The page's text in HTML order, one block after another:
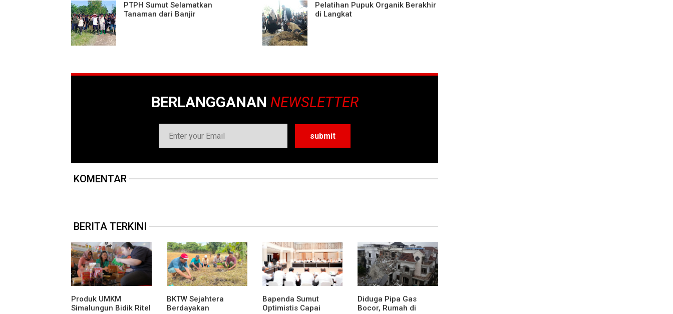
PTPH Sumut Selamatkan
Tanaman dari Banjir
Pelatihan Pupuk Organik Berakhir
di Langkat
BERLANGGANAN NEWSLETTER
KOMENTAR
BERITA TERKINI
Produk UMKM
Simalungun Bidik Ritel
BKTW Sejahtera
Berdayakan
Bapenda Sumut
Optimistis Capai
Diduga Pipa Gas
Bocor, Rumah di